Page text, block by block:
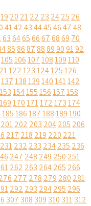
19 20 2122 23 2425 26
4142434445464748
63646566676869 70
8586878889909192
105106107108109110
122123124125126
137138139140141142
153154155156157158
169170171172173174
185186187188189190
201202 203 204205 206
217 218 219 220 221
231232 233 234235 236
247 248 249 250 251
262 263 264265 266
277 278 279 280 281
292 293 294295 296
307 308 309 310 311312